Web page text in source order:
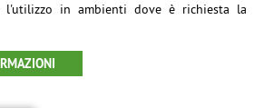
l'utilizzo in ambienti dove è richiesta la